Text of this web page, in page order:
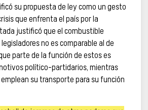
su propuesta de ley como un gesto
que enfrenta el país por la
justificó que el combustible
no es comparable al de
parte de la función de estos es
político-partidarios, mientras
su transporte para su función